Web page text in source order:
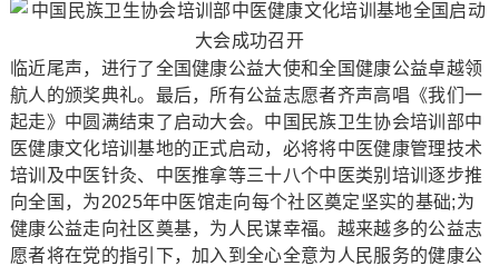
临近尾声，进行了全国健康公益大使和全国健康公益卓越领
航人的颁奖典礼。最后，所有公益志愿者齐声高唱《我们一
起走》中圆满结束了启动大会。中国民族卫生协会培训部中
医健康文化培训基地的正式启动，必将将中医健康管理技术
培训及中医针灸、中医推拿等三十八个中医类别培训逐步推
向全国，为2025年中医馆走向每个社区奠定坚实的基础;为
健康公益走向社区奠基，为人民谋幸福。越来越多的公益志
愿者将在党的指引下，加入到全心全意为人民服务的健康公